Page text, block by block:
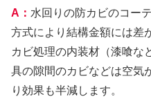
A： 水回りの防カビのコー
方式により結構金額には差
カビ処理の内装材（漆喰な
具の隙間のカビなどは空気
り効果も半減します。